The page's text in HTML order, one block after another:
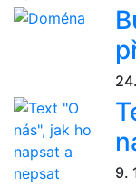
9.